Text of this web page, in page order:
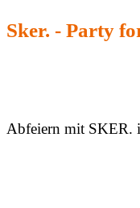
Sker. - Party
Abfeiern mit SKER.